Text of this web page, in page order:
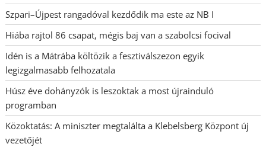
Szpari–Újpest rangadóval kezdődik ma este az NB I
Hiába rajtol 86 csapat, mégis baj van a szabolcsi focival
Idén is a Mátrába költözik a fesztiválszezon egyik
legizgalmasabb felhozatala
Húsz éve dohányzók is leszoktak a most újrainduló
programban
Közoktatás: A miniszter megtalálta a Klebelsberg Központ új
vezetőjét